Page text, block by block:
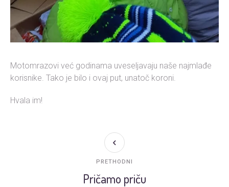
Motomrazovi već godinama uveseljavaju naše najmlađe
korisnike. Tako je bilo i ovaj put, unatoč koroni.
Hvala im!
Pričamo priču
PRETHODNI